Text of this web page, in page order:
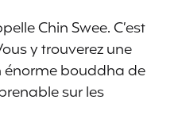
Chin Swee. C’est
y trouverez une
bouddha de
sur les